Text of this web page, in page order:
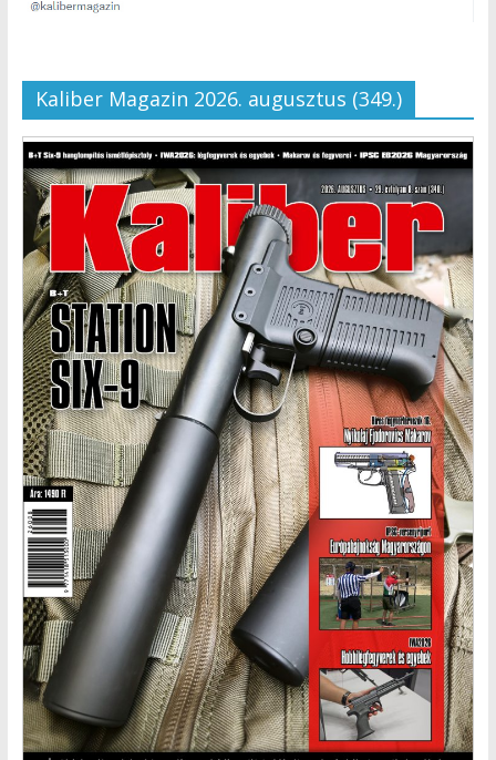
Kaliber Magazin 2026. augusztus (349.)